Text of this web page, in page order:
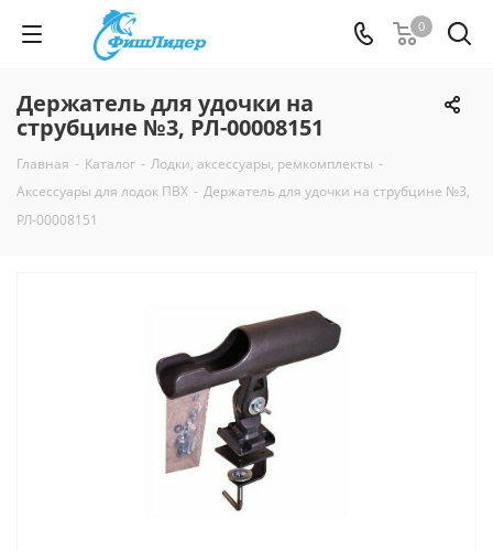
0
Держатель для удочки на
струбцине №3, РЛ-00008151
Главная - Каталог - Лодки, аксессуары, ремкомплекты -
Аксессуары для лодок ПВХ - Держатель для удочки на струбцине №3,
РЛ-00008151